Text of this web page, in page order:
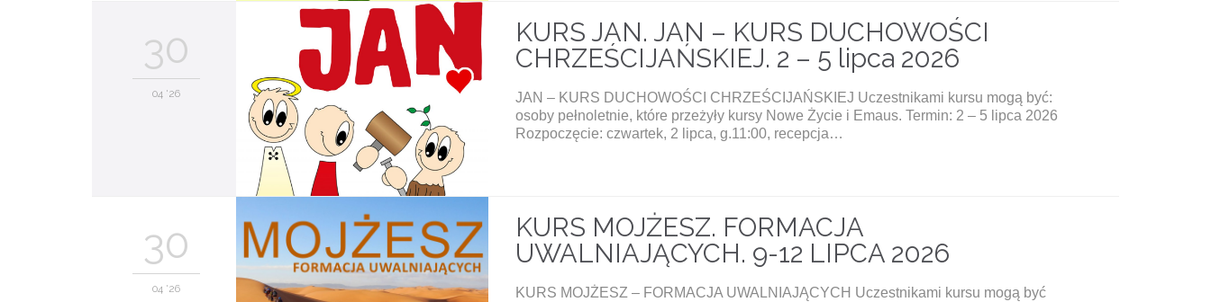
30
04 '26
KURS JAN. JAN – KURS DUCHOWOŚCI
CHRZEŚCIJAŃSKIEJ. 2 – 5 lipca 2026
JAN – KURS DUCHOWOŚCI CHRZEŚCIJAŃSKIEJ Uczestnikami kursu mogą być:
osoby pełnoletnie, które przeżyły kursy Nowe Życie i Emaus. Termin: 2 – 5 lipca 2026
Rozpoczęcie: czwartek, 2 lipca, g.11:00, recepcja…
30
04 '26
KURS MOJŻESZ. FORMACJA
UWALNIAJĄCYCH. 9-12 LIPCA 2026
KURS MOJŻESZ – FORMACJA UWALNIAJĄCYCH Uczestnikami kursu mogą być